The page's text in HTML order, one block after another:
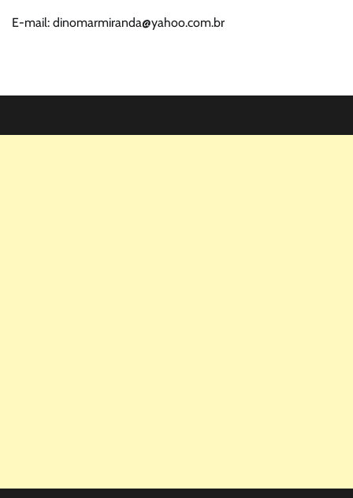
E-mail: dinomarmiranda@yahoo.com.br